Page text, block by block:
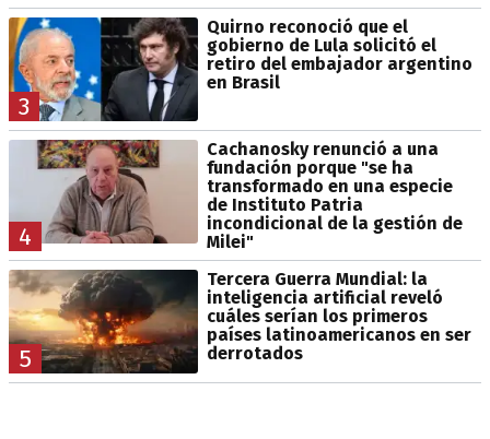
3
Quirno reconoció que el
gobierno de Lula solicitó el
retiro del embajador argentino
en Brasil
4
Cachanosky renunció a una
fundación porque "se ha
transformado en una especie
de Instituto Patria
incondicional de la gestión de
Milei"
5
Tercera Guerra Mundial: la
inteligencia artificial reveló
cuáles serían los primeros
países latinoamericanos en ser
derrotados